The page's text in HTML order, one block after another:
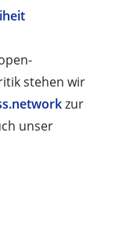
stehen wir
zur
unser